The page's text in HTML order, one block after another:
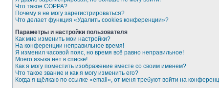
Что такое COPPA?
Почему я не могу зарегистрироваться?
Что делает функция «Удалить cookies конференции»?
Параметры и настройки пользователя
Как мне изменить мои настройки?
На конференции неправильное время!
Я изменил часовой пояс, но время всё равно неправильное!
Моего языка нет в списке!
Как я могу поместить изображение вместе со своим именем?
Что такое звание и как я могу изменить его?
Когда я щёлкаю по ссылке «email», от меня требуют войти на